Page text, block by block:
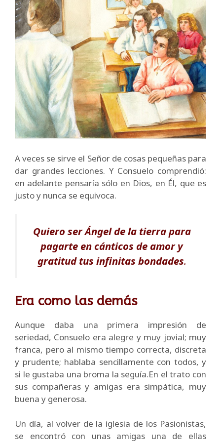
A veces se sirve el Señor de cosas pequeñas para
dar grandes lecciones. Y Consuelo comprendió:
en adelante pensaría sólo en Dios, en Él, que es
justo y nunca se equivoca.
Quiero ser Ángel de la tierra para
pagarte en cánticos de amor y
gratitud tus infinitas bondades.
Era como las demás
Aunque daba una primera impresión de
seriedad, Consuelo era alegre y muy jovial; muy
franca, pero al mismo tiempo correcta, discreta
y prudente; hablaba sencillamente con todos, y
si le gustaba una broma la seguía.En el trato con
sus compañeras y amigas era simpática, muy
buena y generosa.
Un día, al volver de la iglesia de los Pasionistas,
se encontró con unas amigas una de ellas